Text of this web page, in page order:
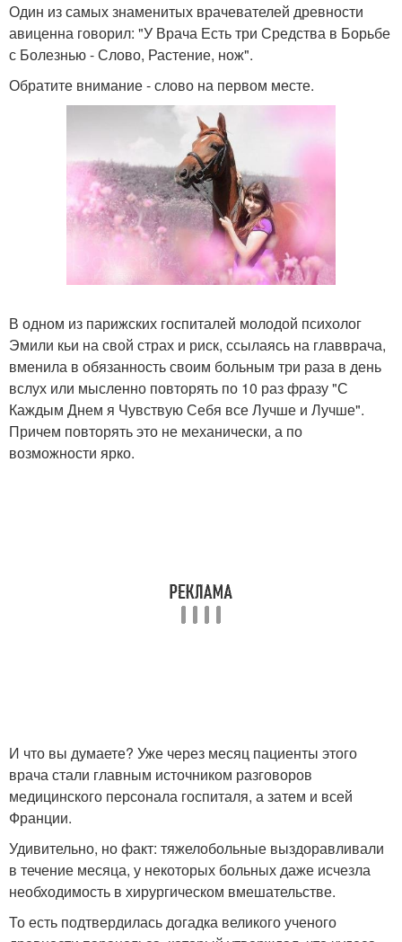
Один из самых знаменитых врачевателей древности
авиценна говорил: "У Врача Есть три Средства в Борьбе
с Болезнью - Слово, Растение, нож".
Обратите внимание - слово на первом месте.
В одном из парижских госпиталей молодой психолог
Эмили кьи на свой страх и риск, ссылаясь на главврача,
вменила в обязанность своим больным три раза в день
вслух или мысленно повторять по 10 раз фразу "С
Каждым Днем я Чувствую Себя все Лучше и Лучше".
Причем повторять это не механически, а по
возможности ярко.
И что вы думаете? Уже через месяц пациенты этого
врача стали главным источником разговоров
медицинского персонала госпиталя, а затем и всей
Франции.
Удивительно, но факт: тяжелобольные выздоравливали
в течение месяца, у некоторых больных даже исчезла
необходимость в хирургическом вмешательстве.
То есть подтвердилась догадка великого ученого